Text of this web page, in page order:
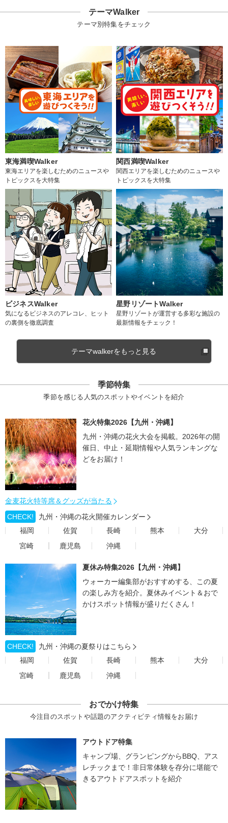
テーマWalker
テーマ別特集をチェック
東海満喫Walker
東海エリアを楽しむためのニュースや
トピックスを大特集
関西満喫Walker
関西エリアを楽しむためのニュースや
トピックスを大特集
ビジネスWalker
気になるビジネスのアレコレ、ヒット
の裏側を徹底調査
星野リゾートWalker
星野リゾートが運営する多彩な施設の
最新情報をチェック！
テーマwalkerをもっと見る
季節特集
季節を感じる人気のスポットやイベントを紹介
花火特集2026【九州・沖縄】
九州・沖縄の花火大会を掲載。2026年の開
催日、中止・延期情報や人気ランキングな
どをお届け！
金麦花火特等席＆グッズが当たる
CHECK!
九州・沖縄の花火開催カレンダー
福岡
佐賀 長崎 熊本
大分
宮崎
鹿児島 沖縄
夏休み特集2026【九州・沖縄】
ウォーカー編集部がおすすめする、この夏
の楽しみ方を紹介。夏休みイベント＆おで
かけスポット情報が盛りだくさん！
CHECK!
九州・沖縄の夏祭りはこちら
福岡
佐賀 長崎 熊本
大分
宮崎
鹿児島 沖縄
おでかけ特集
今注目のスポットや話題のアクティビティ情報をお届け
アウトドア特集
キャンプ場、グランピングからBBQ、アス
レチックまで！非日常体験を存分に堪能で
きるアウトドアスポットを紹介